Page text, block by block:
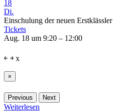
18
Di.
Einschulung der neuen Erstklässler
Tickets
Aug. 18 um 9:20 – 12:00
￩ ￫ x
×
Previous Next
Weiterlesen